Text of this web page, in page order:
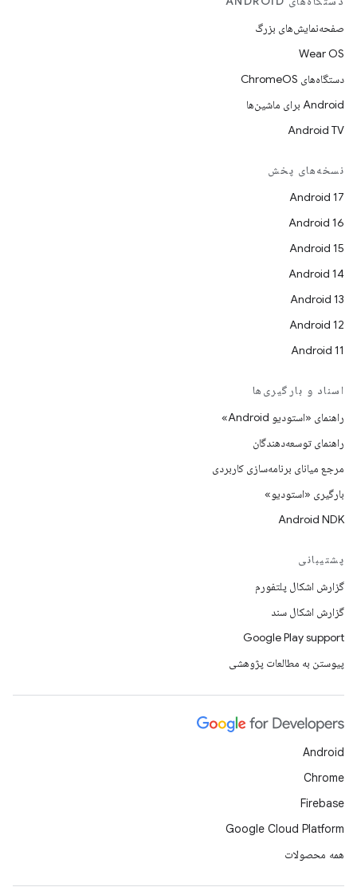
صفحه‌نمایش‌های بزرگ
Wear OS
دستگاه‌های ChromeOS
Android برای ماشین‌ها
Android TV
نسخه‌های پخش
Android 17
Android 16
Android 15
Android 14
Android 13
Android 12
Android 11
اسناد و بارگیری‌ها
راهنمای «استودیو Android»
راهنمای توسعه‌دهندگان
مرجع میانای برنامه‌سازی کاربردی
بارگیری «استودیو»
Android NDK
پشتیبانی
گزارش اشکال پلتفورم
گزارش اشکال سند
Google Play support
پیوستن به مطالعات پژوهشی
Android
Chrome
Firebase
Google Cloud Platform
همه محصولات